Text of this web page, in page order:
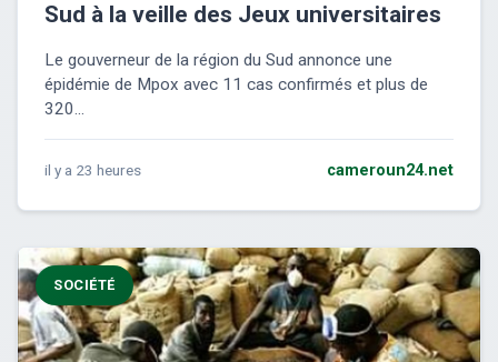
Sud à la veille des Jeux universitaires
Le gouverneur de la région du Sud annonce une
épidémie de Mpox avec 11 cas confirmés et plus de
320...
il y a 23 heures cameroun24.net
SOCIÉTÉ